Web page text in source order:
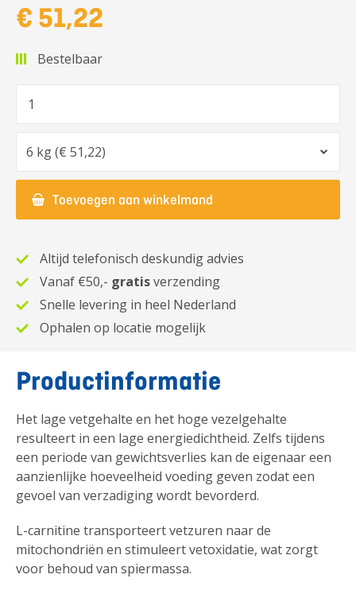
€ 51,22
Bestelbaar
Toevoegen aan winkelmand
Altijd telefonisch deskundig advies
Vanaf €50,- gratisverzending
Snelle levering in heel Nederland
Ophalen op locatie mogelijk
Productinformatie
Het lage vetgehalte en het hoge vezelgehalte
resulteert in een lage energiedichtheid. Zelfs tijdens
een periode van gewichtsverlies kan de eigenaar een
aanzienlijke hoeveelheid voeding geven zodat een
gevoel van verzadiging wordt bevorderd.
L-carnitine transporteert vetzuren naar de
mitochondriën en stimuleert vetoxidatie, wat zorgt
voor behoud van spiermassa.